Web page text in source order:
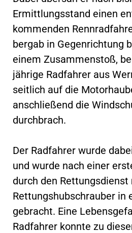
Ermittlungsstand einen
kommenden
bergab in Gegenrichtung
einem Zusammenstoß,
jährige Radfahrer aus
seitlich auf die
anschließend die
durchbrach.
Der Radfahrer wurde
und wurde nach einer
durch den
Rettungshubschrauber in
gebracht. Eine
Radfahrer konnte zu